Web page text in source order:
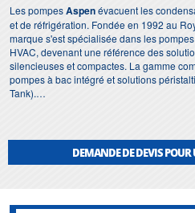
Les pompesAspenévacuent les
et de réfrigération. Fondée en 1992 au
marque s'est spécialisée dans les
HVAC, devenant une référence des
silencieuses et compactes. La gamme
pompes à bac intégré et solutions
Tank).
fiabilité. Nous dimensionnons
hauteur de refoulement et l'intégration en
DEMANDE DE DEVIS